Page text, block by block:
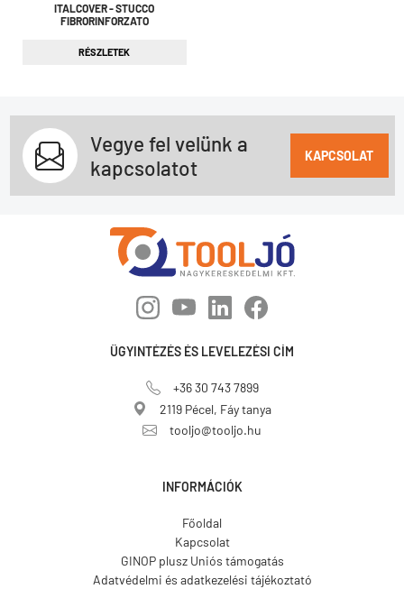
ITALCOVER - STUCCO
FIBRORINFORZATO
RÉSZLETEK
Vegye fel velünk a
kapcsolatot
KAPCSOLAT
ÜGYINTÉZÉS ÉS LEVELEZÉSI CÍM
+36 30 743 7899
2119 Pécel, Fáy tanya
tooljo@tooljo.hu
INFORMÁCIÓK
Főoldal
Kapcsolat
GINOP plusz Uniós támogatás
Adatvédelmi és adatkezelési tájékoztató